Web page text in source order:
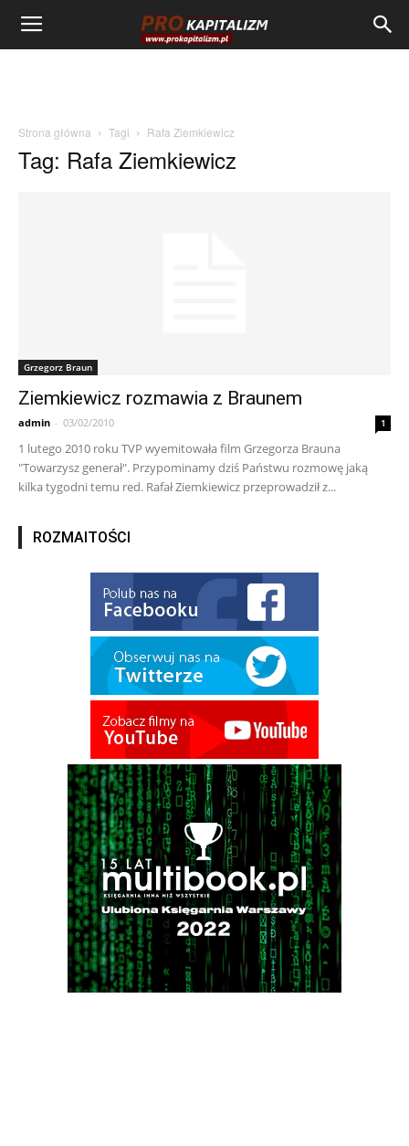
Strona główna Tagi Rafa Ziemkiewicz
Tag: Rafa Ziemkiewicz
Grzegorz Braun
Ziemkiewicz rozmawia z Braunem
admin - 03/02/2010 1
1 lutego 2010 roku TVP wyemitowała film Grzegorza Brauna
"Towarzysz generał". Przypominamy dziś Państwu rozmowę jaką
kilka tygodni temu red. Rafał Ziemkiewicz przeprowadził z...
ROZMAITOŚCI